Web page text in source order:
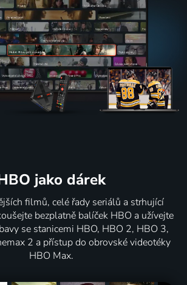
jako dárek
filmů, celé řady seriálů a strhující
bezplatně balíček HBO a užívejte
se stanicemi HBO, HBO 2, HBO 3,
2 a přístup do obrovské videotéky
HBO Max.